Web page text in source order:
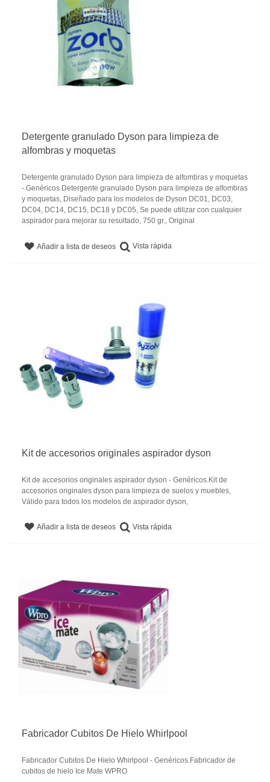
Detergente granulado Dyson para limpieza de
alfombras y moquetas
Detergente granulado Dyson para limpieza de alfombras y moquetas
- Genéricos.Detergente granulado Dyson para limpieza de alfombras
y moquetas, Diseñado para los modelos de Dyson DC01, DC03,
DC04, DC14, DC15, DC18 y DC05, Se puede utilizar con cualquier
aspirador para mejorar su resultado, 750 gr., Original
Añadir a lista de deseos Vista rápida
Kit de accesorios originales aspirador dyson
Kit de accesorios originales aspirador dyson - Genéricos.Kit de
accesorios originales dyson para limpieza de suelos y muebles,
Válido para todos los modelos de aspirador dyson,
Añadir a lista de deseos Vista rápida
Fabricador Cubitos De Hielo Whirlpool
Fabricador Cubitos De Hielo Whirlpool - Genéricos.Fabricador de
cubitos de hielo Ice Mate WPRO